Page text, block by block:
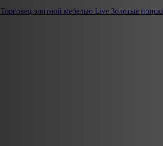
Торговец элитной мебелью Live Золотые